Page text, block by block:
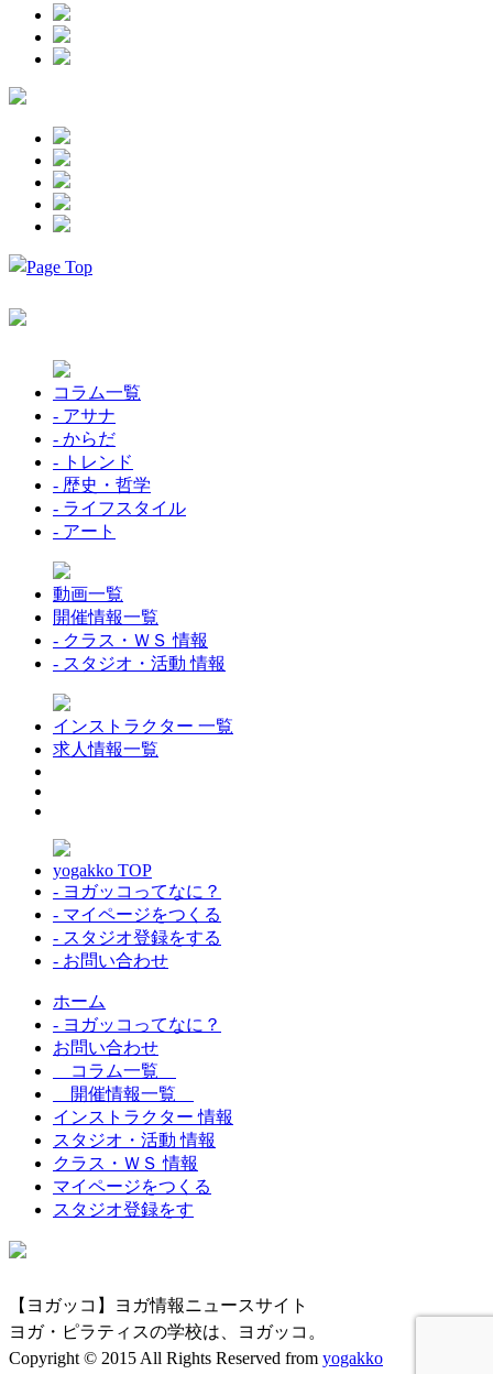
コラム一覧
- アサナ
- からだ
- トレンド
- 歴史・哲学
- ライフスタイル
- アート
動画一覧
開催情報一覧
- クラス・ＷＳ 情報
- スタジオ・活動 情報
インストラクター 一覧
求人情報一覧
yogakko TOP
- ヨガッコってなに？
- マイページをつくる
- スタジオ登録をする
- お問い合わせ
ホーム
- ヨガッコってなに？
お問い合わせ
コラム一覧
開催情報一覧
インストラクター 情報
スタジオ・活動 情報
クラス・ＷＳ 情報
マイページをつくる
スタジオ登録をす
【ヨガッコ】ヨガ情報ニュースサイト
ヨガ・ピラティスの学校は、ヨガッコ。
Copyright © 2015 All Rights Reserved from yogakko